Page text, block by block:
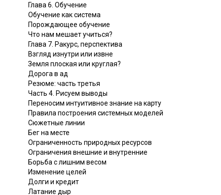
Глава 6. Обучение
Обучение как система
Порождающее обучение
Что нам мешает учиться?
Глава 7. Ракурс, перспектива
Взгляд изнутри или извне
Земля плоская или круглая?
Дорога в ад
Резюме: часть третья
Часть 4. Рисуем выводы
Переносим интуитивное знание на карту
Правила построения системных моделей
Сюжетные линии
Бег на месте
Ограниченность природных ресурсов
Ограничения внешние и внутренние
Борьба с лишним весом
Изменение целей
Долги и кредит
Латание дыр